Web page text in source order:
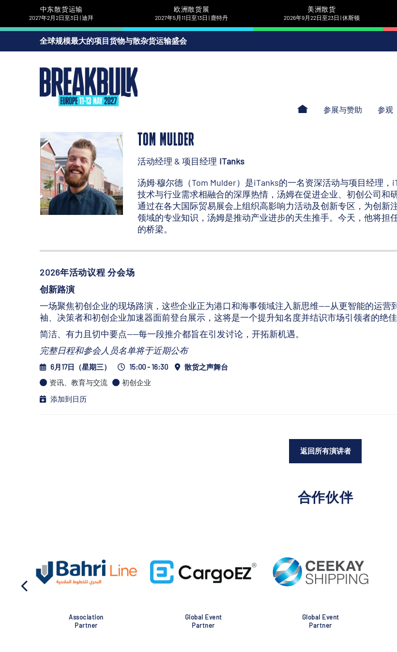
中东散货运输
2027年2月2日至3日 | 迪拜
欧洲散货展
2027年5月11日至13日 | 鹿特丹
美洲散货
2026年9月22日至23日 | 休斯顿
全球规模最大的项目货物与散杂货运输盛会
参展与赞助 参观
TOM MULDER
活动经理 & 项目经理 iTanks
汤姆·穆尔德（Tom Mulder）是iTanks的一名资深活动与项目经理
技术与行业需求相融合的深厚热情，汤姆在促进企业、初创公司和
通过在各大国际贸易展会上组织高影响力活动及创新专区，为创
领域的专业知识，汤姆是推动产业进步的天生推手。今天，他将
的桥梁。
2026年活动议程 分会场
创新路演
一场聚焦初创企业的现场路演，这些企业正为港口和海事领域注入新思维——从更智能的运
袖、决策者和初创企业加速器面前登台展示，这将是一个提升知名度并结识市场引领者的绝佳
简洁、有力且切中要点——每一段推介都旨在引发讨论，开拓新机遇。
完整日程和参会人员名单将于近期公布
6月17日（星期三） 15:00 - 16:30
散货之声舞台
资讯、教育与交流
初创企业
添加到日历
返回所有演讲者
合作伙伴
Association
Partner
Global Event
Partner
Global Event
Partner